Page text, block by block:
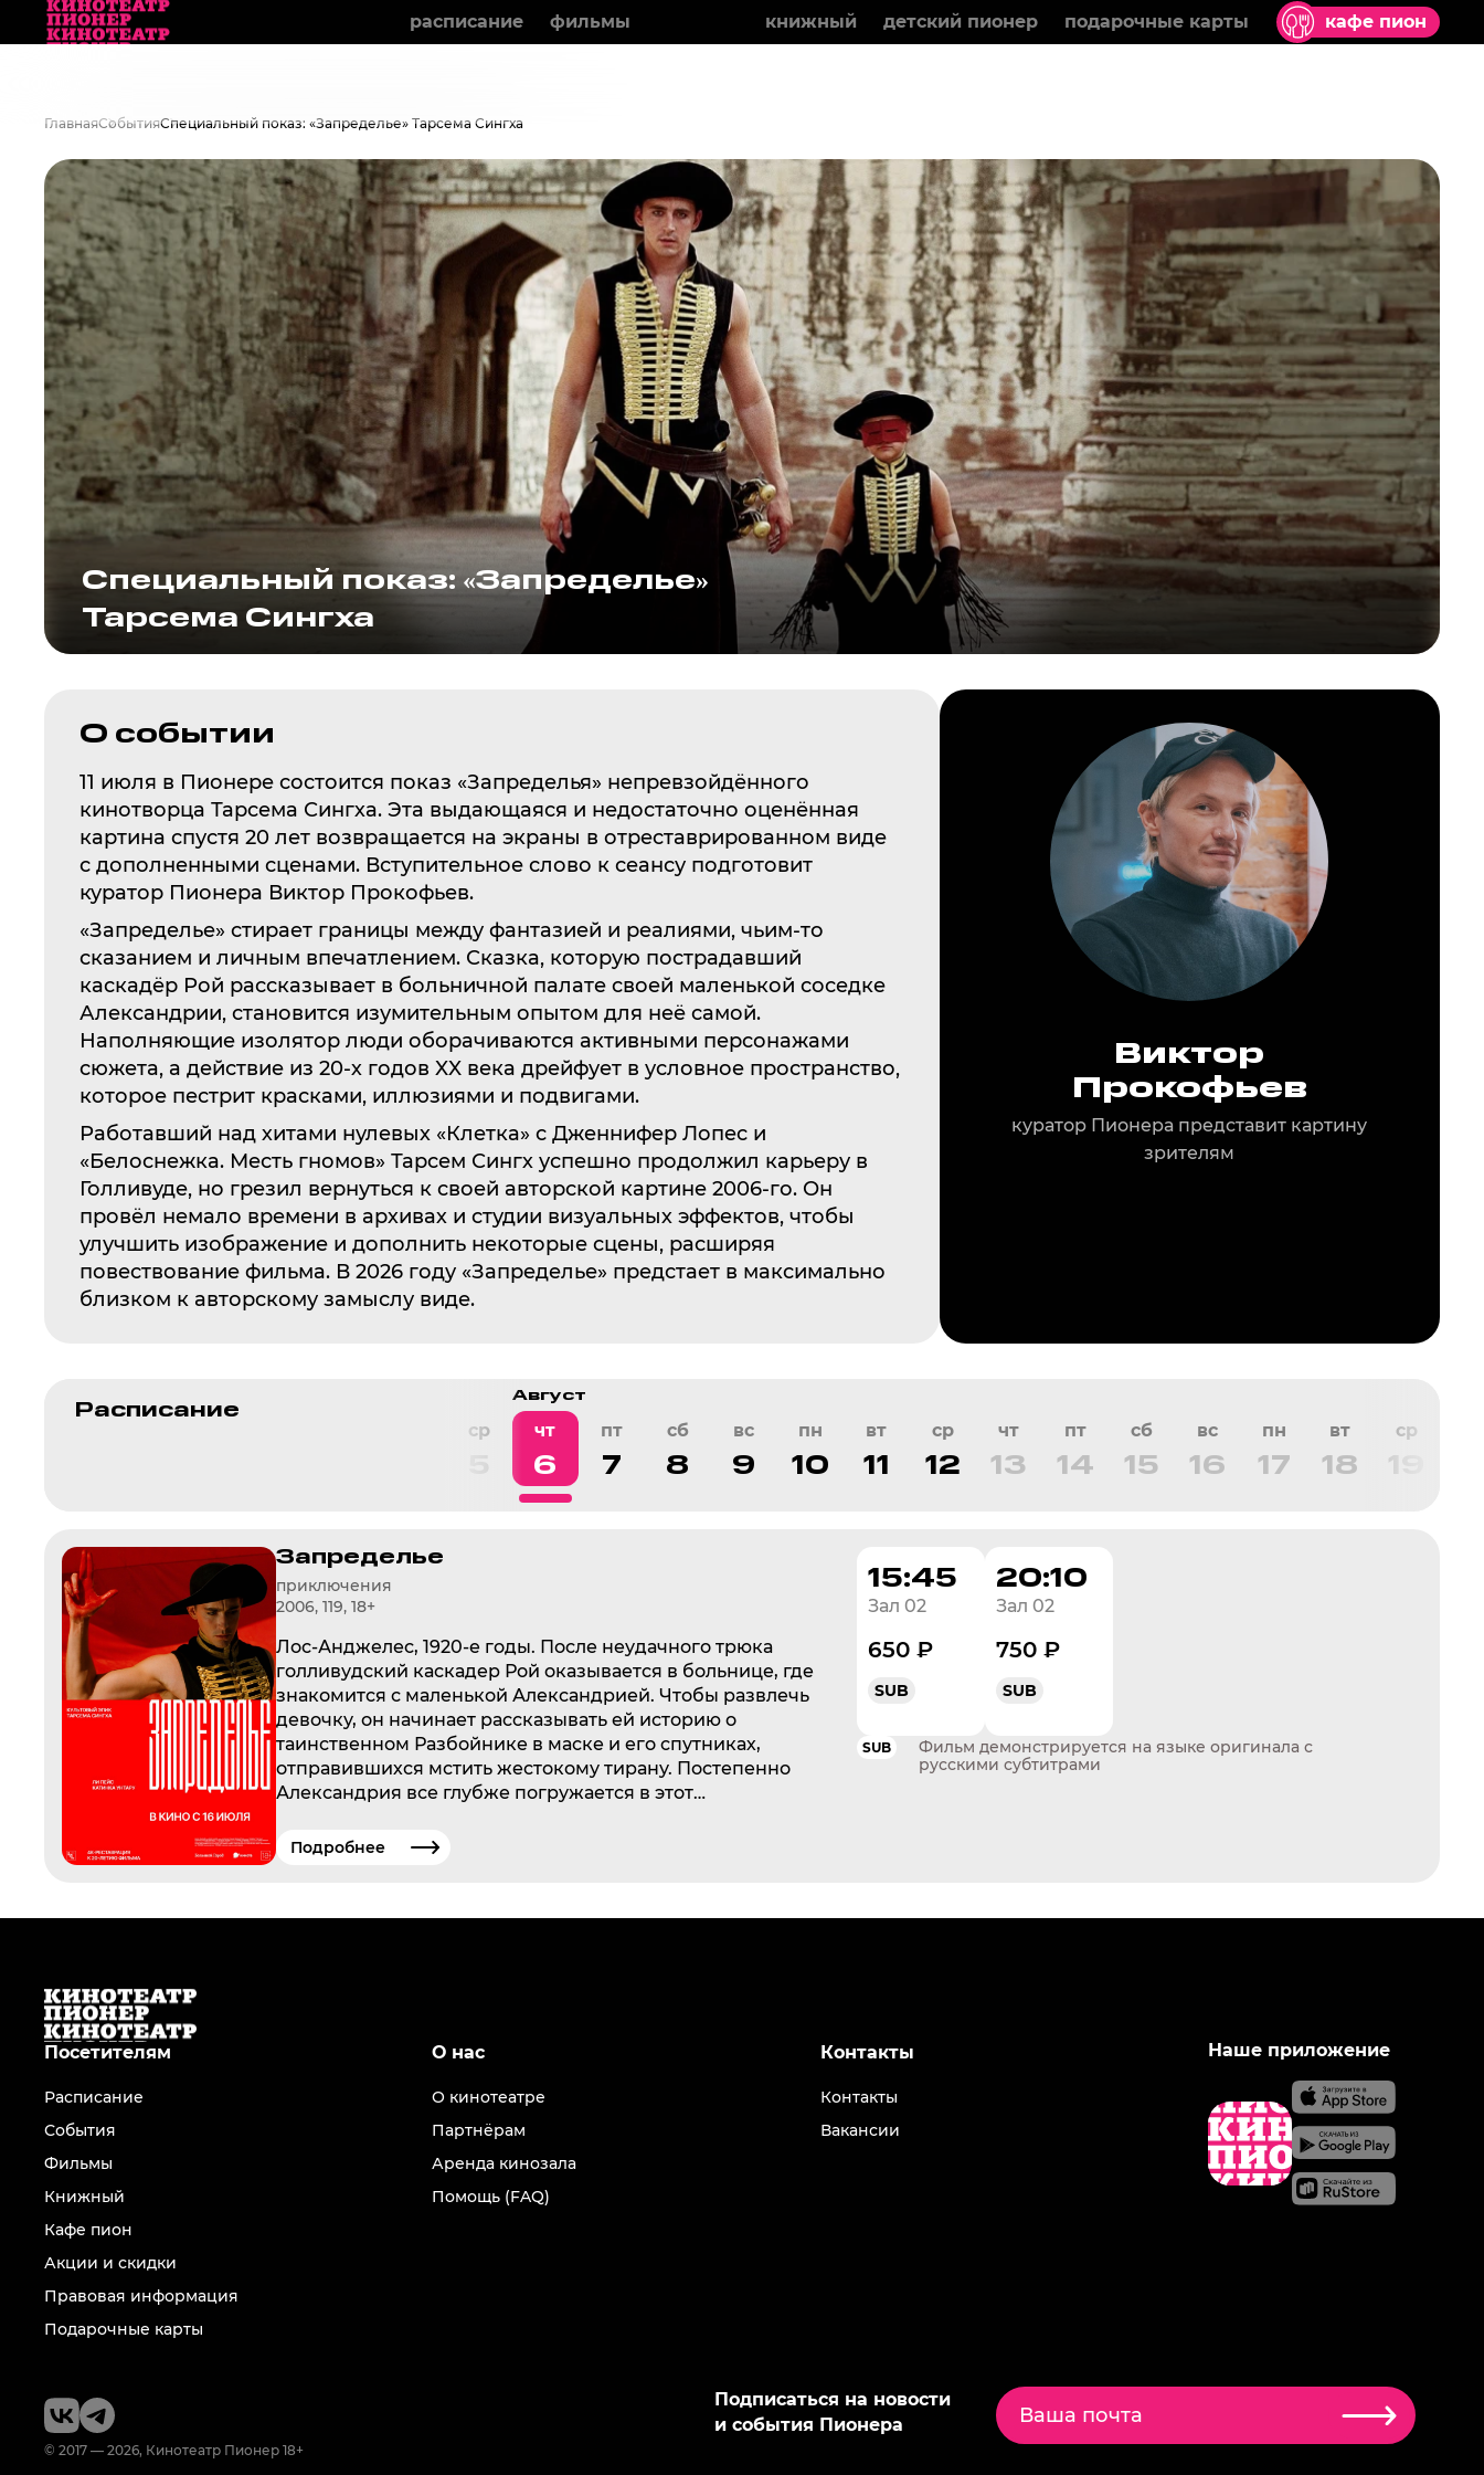
расписание фильмы книжный детский пионер подарочные карты кафе пион
ГлавнаяСобытияСпециальный показ: «Запределье» Тарсема Сингха
Специальный показ: «Запределье»
Тарсема Сингха
О событии
11 июля в Пионере состоится показ «Запределья» непревзойдённого
кинотворца Тарсема Сингха. Эта выдающаяся и недостаточно оценённая
картина спустя 20 лет возвращается на экраны в отреставрированном виде
с дополненными сценами. Вступительное слово к сеансу подготовит
куратор Пионера Виктор Прокофьев.
«Запределье» стирает границы между фантазией и реалиями, чьим-то
сказанием и личным впечатлением. Сказка, которую пострадавший
каскадёр Рой рассказывает в больничной палате своей маленькой соседке
Александрии, становится изумительным опытом для неё самой.
Наполняющие изолятор люди оборачиваются активными персонажами
сюжета, а действие из 20-х годов XX века дрейфует в условное пространство,
которое пестрит красками, иллюзиями и подвигами.
Работавший над хитами нулевых «Клетка» с Дженнифер Лопес и
«Белоснежка. Месть гномов» Тарсем Сингх успешно продолжил карьеру в
Голливуде, но грезил вернуться к своей авторской картине 2006-го. Он
провёл немало времени в архивах и студии визуальных эффектов, чтобы
улучшить изображение и дополнить некоторые сцены, расширяя
повествование фильма. В 2026 году «Запределье» предстает в максимально
близком к авторскому замыслу виде.
Виктор
Прокофьев
куратор Пионера представит картину
зрителям
Расписание
Август
ср
6
чт
7
пт
8
сб
9
вс
10
пн
11
вт
12
ср
13
чт
14
пт
15
сб
16
вс
17
пн
18
вт
19
ср
Запределье
приключения
2006, 119, 18+
Лос-Анджелес, 1920-е годы. После неудачного трюка
голливудский каскадер Рой оказывается в больнице, где
знакомится с маленькой Александрией. Чтобы развлечь
девочку, он начинает рассказывать ей историю о
таинственном Разбойнике в маске и его спутниках,
отправившихся мстить жестокому тирану. Постепенно
Александрия все глубже погружается в этот
сказка значит гораздо больше, чем просто способ
Подробнее
15:45
Зал 02
650 ₽
SUB
20:10
Зал 02
750 ₽
SUB
SUB
Фильм демонстрируется на языке оригинала с
русскими субтитрами
Посетителям
Расписание
События
Фильмы
Книжный
Кафе пион
Акции и скидки
Правовая информация
Подарочные карты
О нас
О кинотеатре
Партнёрам
Аренда кинозала
Помощь (FAQ)
Контакты
Контакты
Вакансии
Наше приложение
Подписаться на новости
и события Пионера
© 2017 — 2026, Кинотеатр Пионер 18+